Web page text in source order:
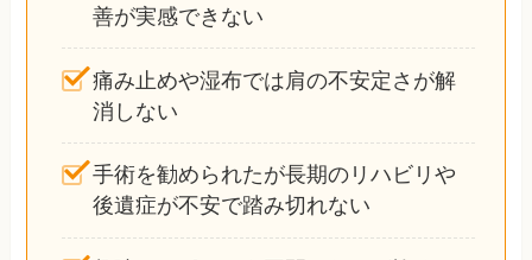
善が実感できない
痛み止めや湿布では肩の不安定さが解
消しない
手術を勧められたが長期のリハビリや
後遺症が不安で踏み切れない